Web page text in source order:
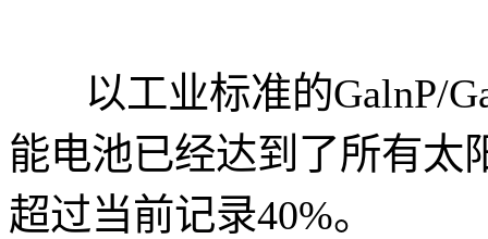
以工业标准的GalnP/
能电池已经达到了所有太
超过当前记录40%。